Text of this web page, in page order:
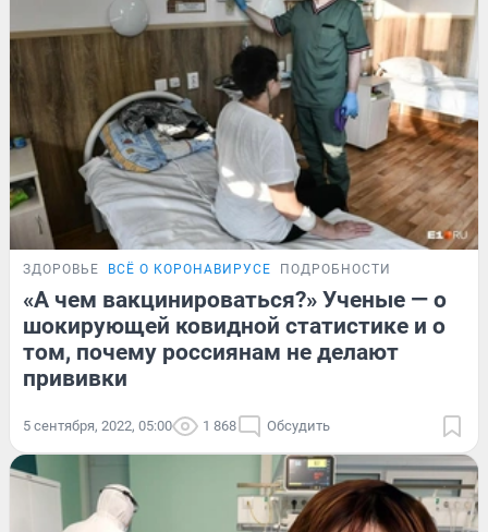
ЗДОРОВЬЕ ВСЁ О КОРОНАВИРУСЕ ПОДРОБНОСТИ
«А чем вакцинироваться?» Ученые — о
шокирующей ковидной статистике и о
том, почему россиянам не делают
прививки
5 сентября, 2022, 05:00 1 868 Обсудить